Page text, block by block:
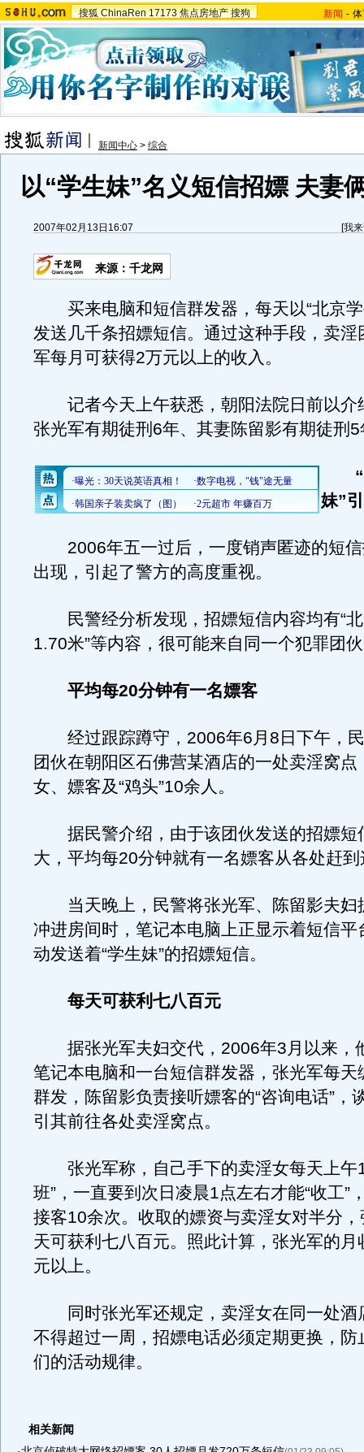
搜狐 ChinaRen 17173 焦点房地产 搜狗 新闻 -
新闻中心 > 综合
以“学生妹”名义短信招嫖 夫妻
2007年02月13日16:07 [我
来源：千龙网
买来电脑和短信群发器，每天以“北京学
发送几千条招嫖短信。通过这种手段，卖淫
军每月可获得2万元以上的收入。
记者今天上午获悉，朝阳法院日前以介
张光军有期徒刑6年、其妻陈留影有期徒刑
妹”
2006年五一过后，一度销声匿迹的短信
出现，引起了警方的高度重视。
民警经分析发现，招嫖短信内容均有“北
1.70米”等内容，很可能来自同一个犯罪团
平均每20分钟有一名嫖客
经过跟踪蹲守，2006年6月8日下午，
团伙在朝阳区石佛营某酒店的一处卖淫窝点
女、嫖客及“鸡头”10余人。
据民警介绍，由于该团伙发送的招嫖短
大，平均每20分钟就有一名嫖客从各处赶
当天晚上，民警将张光军、陈留影夫妇
冲进房间时，笔记本电脑上正显示着短信平
动发送着“学生妹”的招嫖短信。
每天可获利七八百元
据张光军夫妇交代，2006年3月以来，
笔记本电脑和一台短信群发器，张光军每天
群发，陈留影负责接听嫖客的“咨询电话”，
引其前往各处卖淫窝点。
张光军称，自己手下的卖淫女每天上午
班”，一直要到次日凌晨1点左右才能“收工”
接客10余次。收取的嫖资与卖淫女对半分
天可获利七八百元。照此计算，张光军的月
元以上。
同时张光军还规定，卖淫女在同一处酒
不得超过一周，招嫖电话必须定期更换，防
们的活动规律。
相关新闻